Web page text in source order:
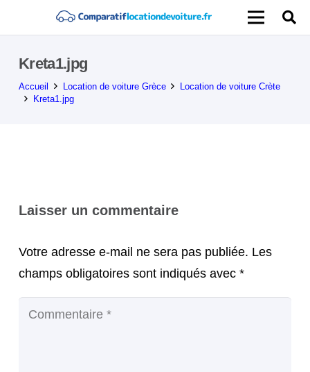
Kreta1.jpg
Accueil Location de voiture Grèce
Location de voiture Crète
Kreta1.jpg
Laisser un commentaire
Votre adresse e-mail ne sera pas publiée. Les
champs obligatoires sont indiqués avec *